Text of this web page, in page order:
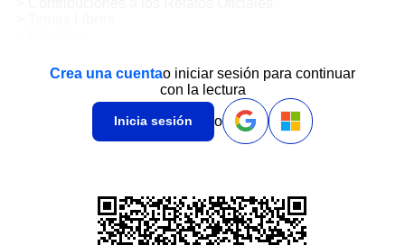
Crea una cuentao iniciar sesión para continuar
con la lectura
Inicia sesión o